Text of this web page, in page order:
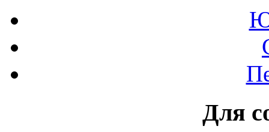
Для